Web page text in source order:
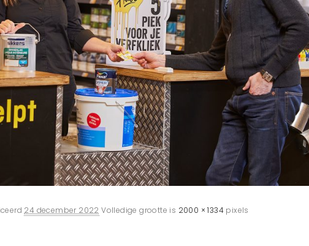
24 december 2022 Volledige grootte is 2000 × 1334 pixels